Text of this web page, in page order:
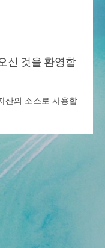
신 것을 환영합
산의 소스로 사용합